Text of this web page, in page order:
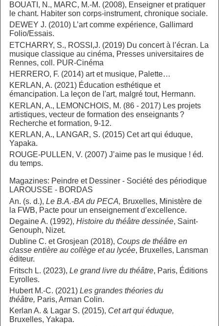
BOUATI, N., MARC, M.-M. (2008), Enseigner et pratiquer
le chant. Habiter son corps-instrument, chronique sociale.
DEWEY J. (2010) L’art comme expérience, Gallimard
Folio/Essais.
ETCHARRY, S., ROSSI,J. (2019) Du concert à l’écran. La
musique classique au cinéma, Presses universitaires de
Rennes, coll. PUR-Cinéma
HERRERO, F. (2014) art et musique, Palette…
KERLAN, A. (2021) Éducation esthétique et
émancipation. La leçon de l'art, malgré tout, Hermann.
KERLAN, A., LEMONCHOIS, M. (86 - 2017) Les projets
artistiques, vecteur de formation des enseignants ?
Recherche et formation, 9-12.
KERLAN, A., LANGAR, S. (2015) Cet art qui éduque,
Yapaka.
ROUGE-PULLEN, V. (2007) J’aime pas le musique ! éd.
du temps.
Magazines: Peindre et Dessiner - Société des périodique
LAROUSSE - BORDAS
An. (s. d.), Le B.A.-BA du PECA, Bruxelles, Ministère de
la FWB, Pacte pour un enseignement d’excellence.
Degaine A. (1992), Histoire du théâtre dessinée, Saint-
Genouph, Nizet.
Dubline C. et Grosjean (2018), Coups de théâtre en
classe entière au collège et au lycée, Bruxelles, Lansman
éditeur.
Fritsch L. (2023), Le grand livre du théâtre, Paris, Éditions
Eyrolles.
Hubert M.-C. (2021) Les grandes théories du
théâtre, Paris, Arman Colin.
Kerlan A. & Lagar S. (2015), Cet art qui éduque,
Bruxelles, Yakapa.